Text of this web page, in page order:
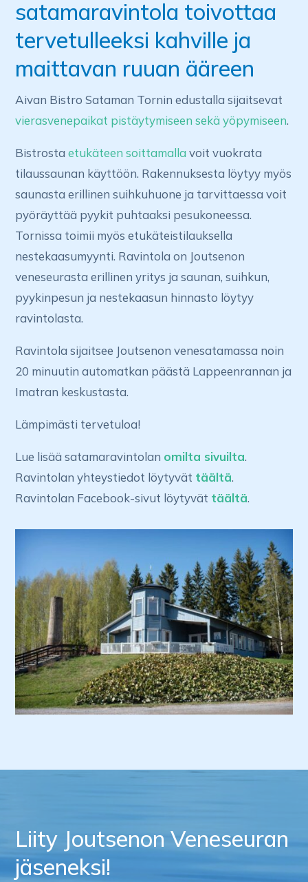
satamaravintola toivottaa
tervetulleeksi kahville ja
maittavan ruuan ääreen
Aivan Bistro Sataman Tornin edustalla sijaitsevat
vierasvenepaikat pistäytymiseen sekä yöpymiseen.
Bistrostaetukäteen soittamallavoit vuokrata
tilaussaunan käyttöön. Rakennuksesta löytyy myös
saunasta erillinen suihkuhuone ja tarvittaessa voit
pyöräyttää pyykit puhtaaksi pesukoneessa.
Tornissa toimii myös etukäteistilauksella
nestekaasumyynti. Ravintola on Joutsenon
veneseurasta erillinen yritys ja saunan, suihkun,
pyykinpesun ja nestekaasun hinnasto löytyy
ravintolasta.
Ravintola sijaitsee Joutsenon venesatamassa noin
20 minuutin automatkan päästä Lappeenrannan ja
Imatran keskustasta.
Lämpimästi tervetuloa!
Lue lisää satamaravintolan omilta sivuilta.
Ravintolan yhteystiedot löytyvät täältä.
Ravintolan Facebook-sivut löytyvät täältä.
Liity Joutsenon Veneseuran
jäseneksi!